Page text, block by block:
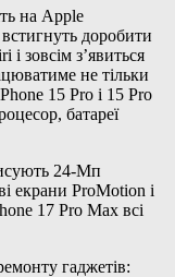
на Apple
доробити
зовсім з’явиться
не тільки
15 Pro і 15 Pro
батареї
24-Мп
екрани ProMotion і
17 Pro Max всі
гаджетів: